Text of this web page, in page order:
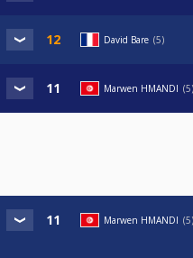
David Bare 5
Marwen HMANDI 5
Marwen HMANDI 5